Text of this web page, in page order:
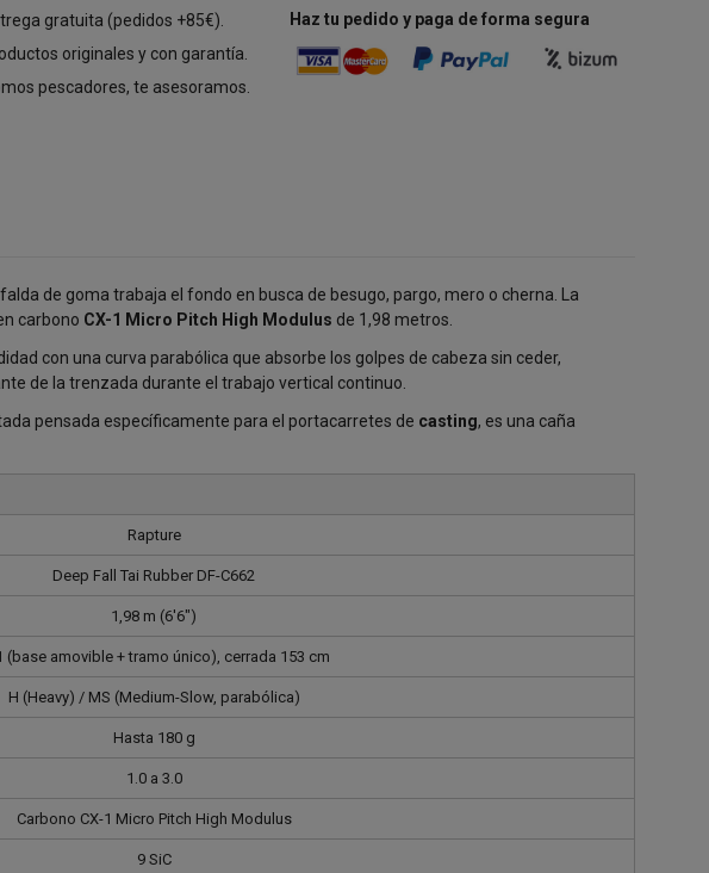
gratuita (pedidos +85€).
originales y con garantía.
pescadores, te asesoramos.
Haz tu pedido y paga de forma segura
de goma trabaja el fondo en busca de besugo, pargo, mero o cherna. La
carbono CX-1 Micro Pitch High Modulus de 1,98 metros.
con una curva parabólica que absorbe los golpes de cabeza sin ceder,
de la trenzada durante el trabajo vertical continuo.
pensada específicamente para el portacarretes de casting, es una caña
Rapture
Deep Fall Tai Rubber DF-C662
1,98 m (6'6")
(base amovible + tramo único), cerrada 153 cm
H (Heavy) / MS (Medium-Slow, parabólica)
Hasta 180 g
1.0 a 3.0
Carbono CX-1 Micro Pitch High Modulus
9 SiC